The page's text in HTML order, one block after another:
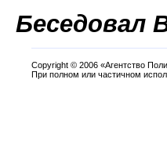
Беседовал
Copyright © 2006 «Агентство
При полном или частичном